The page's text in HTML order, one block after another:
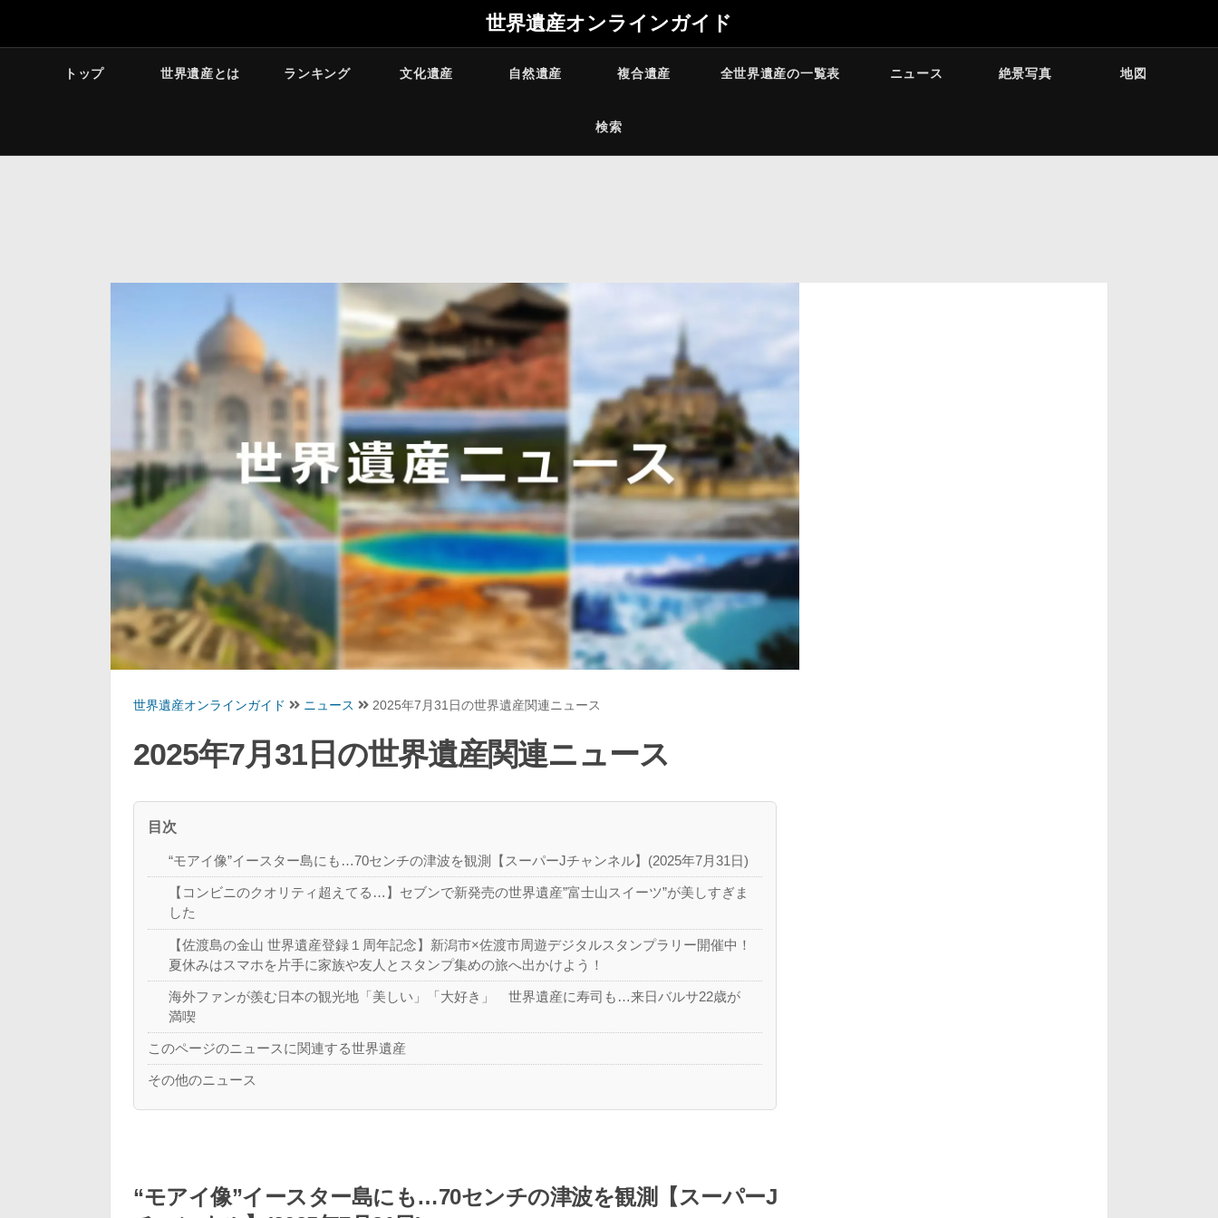
世界遺産オンラインガイド
トップ 世界遺産とは ランキング 文化遺産 自然遺産 複合遺産 全世界遺産の一覧表 ニュース 絶景写真 地図
検索
世界遺産オンラインガイド ニュース 2025年7月31日の世界遺産関連ニュース
2025年7月31日の世界遺産関連ニュース
目次
“モアイ像”イースター島にも…70センチの津波を観測【スーパーJチャンネル】(2025年7月31日)
【コンビニのクオリティ超えてる…】セブンで新発売の世界遺産”富士山スイーツ”が美しすぎま
した
【佐渡島の金山 世界遺産登録１周年記念】新潟市×佐渡市周遊デジタルスタンプラリー開催中！
夏休みはスマホを片手に家族や友人とスタンプ集めの旅へ出かけよう！
海外ファンが羨む日本の観光地「美しい」「大好き」 世界遺産に寿司も…来日バルサ22歳が
満喫
このページのニュースに関連する世界遺産
その他のニュース
“モアイ像”イースター島にも…70センチの津波を観測【スーパーJ